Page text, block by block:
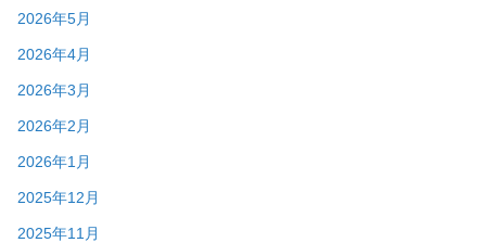
2026年5月
2026年4月
2026年3月
2026年2月
2026年1月
2025年12月
2025年11月